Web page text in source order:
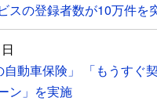
スの登録者数が10万件を
自動車保険」 「もうすぐ
ン」を実施